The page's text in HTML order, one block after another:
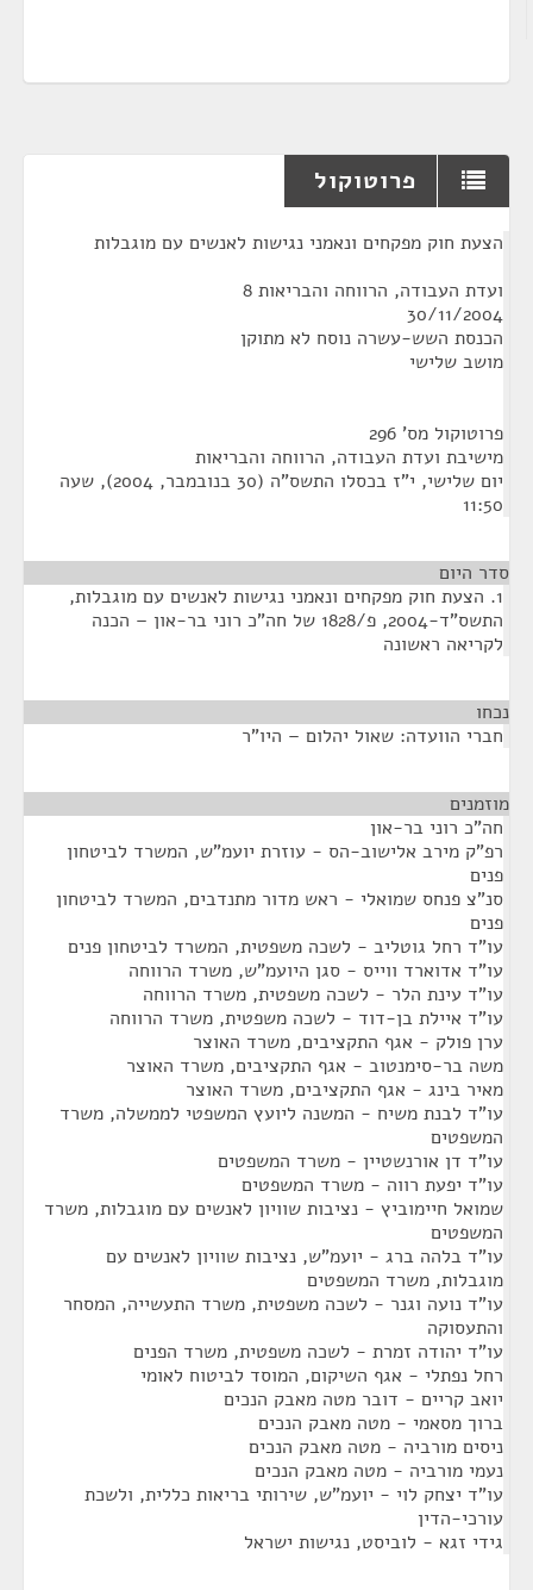
פרוטוקול
הצעת חוק מפקחים ונאמני נגישות לאנשים עם מוגבלות
ועדת העבודה, הרווחה והבריאות 8
30/11/2004
הכנסת השש-עשרה נוסח לא מתוקן
מושב שלישי
פרוטוקול מס' 296
מישיבת ועדת העבודה, הרווחה והבריאות
‏יום שלישי, י"ז בכסלו התשס"ה (‏30 בנובמבר, 2004), שעה
11:50
סדר היום
1. הצעת חוק מפקחים ונאמני נגישות לאנשים עם מוגבלות,
התשס"ד-2004, פ/1828 של חה"כ רוני בר-און – הכנה
לקריאה ראשונה
נכחו
חברי הוועדה: שאול יהלום – היו"ר
מוזמנים
חה"כ רוני בר-און
רפ"ק מירב אלישוב-הס - עוזרת יועמ"ש, המשרד לביטחון
פנים
סנ"צ פנחס שמואלי - ראש מדור מתנדבים, המשרד לביטחון
פנים
עו"ד רחל גוטליב - לשכה משפטית, המשרד לביטחון פנים
עו"ד אדוארד ווייס - סגן היועמ"ש, משרד הרווחה
עו"ד עינת הלר - לשכה משפטית, משרד הרווחה
עו"ד איילת בן-דוד - לשכה משפטית, משרד הרווחה
ערן פולק - אגף התקציבים, משרד האוצר
משה בר-סימנטוב - אגף התקציבים, משרד האוצר
מאיר בינג - אגף התקציבים, משרד האוצר
עו"ד לבנת משיח - המשנה ליועץ המשפטי לממשלה, משרד
המשפטים
עו"ד דן אורנשטיין - משרד המשפטים
עו"ד יפעת רווה - משרד המשפטים
שמואל חיימוביץ - נציבות שוויון לאנשים עם מוגבלות, משרד
המשפטים
עו"ד בלהה ברג - יועמ"ש, נציבות שוויון לאנשים עם
מוגבלות, משרד המשפטים
עו"ד נועה וגנר - לשכה משפטית, משרד התעשייה, המסחר
והתעסוקה
עו"ד יהודה זמרת - לשכה משפטית, משרד הפנים
רחל נפתלי - אגף השיקום, המוסד לביטוח לאומי
יואב קריים - דובר מטה מאבק הנכים
ברוך מסאמי - מטה מאבק הנכים
ניסים מורביה - מטה מאבק הנכים
נעמי מורביה - מטה מאבק הנכים
עו"ד יצחק לוי - יועמ"ש, שירותי בריאות כללית, ולשכת
עורכי-הדין
גידי זגא - לוביסט, נגישות ישראל